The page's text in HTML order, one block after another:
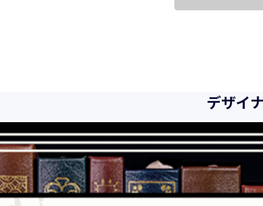
向、社会的要請の変化
当社は、事業の目的に
当社は個人情報の取扱
当社は個人情報の漏え
制を構築し、継続的に
デザイ